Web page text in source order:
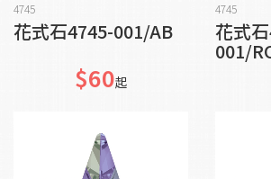
4745
花式石4745-001/AB
$60起
4745
花式
001/